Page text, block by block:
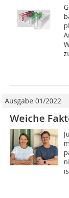
Ausgabe 01/2022
Weiche